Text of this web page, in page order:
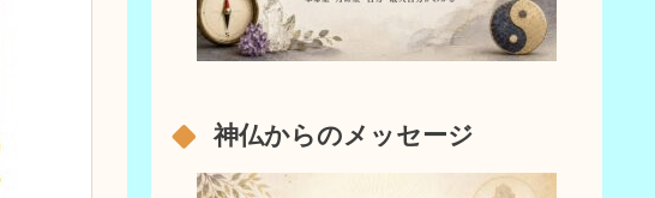
神仏からのメッセージ